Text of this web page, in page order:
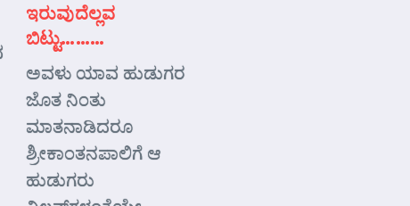
ಇರುವುದೆಲ್ಲವ
ಬಿಟ್ಟು………
ಅವಳು ಯಾವ ಹುಡುಗರ
ಜೊತ ನಿಂತು
ಮಾತನಾಡಿದರೂ
ಶ್ರೀಕಾಂತನಪಾಲಿಗೆ ಆ
ಹುಡುಗರು